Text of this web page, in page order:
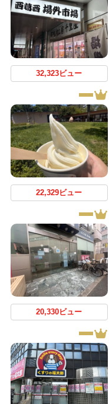
32,323ビュー
22,329ビュー
20,330ビュー